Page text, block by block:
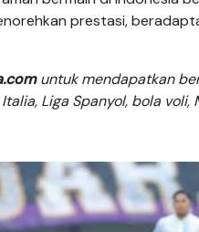
prestasi,
untuk mendapatkan
Liga Spanyol, bola